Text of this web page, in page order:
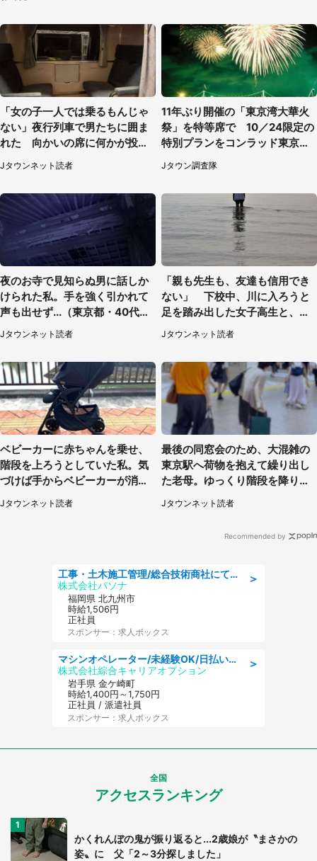
「女の子一人では乗るもんじゃ
ない」夜行列車で男たちに囲ま
れた 向かいの席に何かが投げ
られて（秋田県・60代女性）
Jタウンネット読者
11年ぶり開催の「東京湾大華火
祭」を特等席で 10／24限定の
特別プランをコンラッド東京が
販売【8／3～10／16】
Jタウン調査隊
夜のお寺で見知らぬ男に話しか
けられた私。手を強く引かれて
声も出せず...（東京都・40代女
Jタウンネット読者
「親も先生も、友達も信用でき
ない」 下校中、川に入ろうと
足を踏み出した女子高生と、彼
女を止めた予想外の存在
Jタウンネット読者
ベビーカーに赤ちゃんを乗せ、
階段を上ろうとしていた私。気
づけば手からベビーカーが消え
ていて（神奈川県・60代女性）
Jタウンネット読者
最後の同窓会のため、大混雑の
東京駅へ荷物を抱えて繰り出し
た老母。ゆっくり階段を降りて
たらスーツの男性が（東京都・
50代女性）
Jタウンネット読者
Recommended by
＞
工事・土木施工管理/総合技術商社にて施工管理のお仕事/即日勤務可/車通勤可/工事・土木施工管理/生産・品質管理
株式会社パソナ
福岡県 北九州市
時給1,506円
正社員
スポンサー：求人ボックス
＞
マシンオペレーター/未経験OK/日払いOK/寮完備/交替制/20・30・40代活躍中
株式会社綜合キャリアオプション
岩手県 金ケ崎町
時給1,400円～1,750円
正社員 / 派遣社員
スポンサー：求人ボックス
全国
アクセスランキング
かくれんぼの鬼が振り返ると...2歳娘が〝まさかの
姿〟に 父「2～3分探しました」